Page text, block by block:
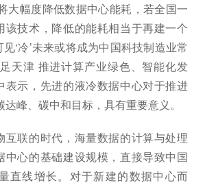
大幅度降低数据中心能耗，若全国一
该技术，降低的能耗相当于再建一个
‘冷’未来或将成为中国科技制造业常
天津 推进计算产业绿色、智能化发
表示，先进的液冷数据中心对于推进
峰、碳中和目标，具有重要意义。
互联的时代，海量数据的计算与处理
中心的基础建设规模，直接导致中国
直线增长。对于新建的数据中心而